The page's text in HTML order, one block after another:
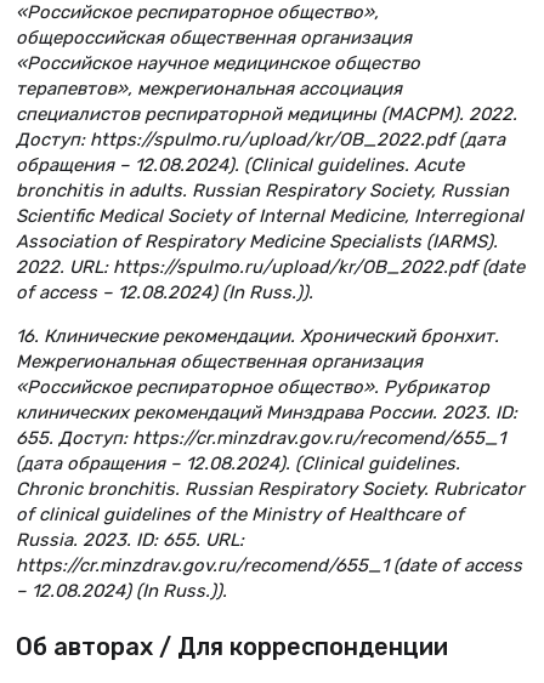
«Российское респираторное общество»,
общероссийская общественная организация
«Российское научное медицинское общество
терапевтов», межрегиональная ассоциация
специалистов респираторной медицины (МАСРМ). 2022.
Доступ: https://spulmo.ru/upload/kr/OB_2022.pdf (дата
обращения – 12.08.2024). (Clinical guidelines. Acute
bronchitis in adults. Russian Respiratory Society, Russian
Scientific Medical Society of Internal Medicine, Interregional
Association of Respiratory Medicine Specialists (IARMS).
2022. URL: https://spulmo.ru/upload/kr/OB_2022.pdf (date
of access – 12.08.2024) (In Russ.)).
16. Клинические рекомендации. Хронический бронхит.
Межрегиональная общественная организация
«Российское респираторное общество». Рубрикатор
клинических рекомендаций Минздрава России. 2023. ID:
655. Доступ: https://cr.minzdrav.gov.ru/recomend/655_1
(дата обращения – 12.08.2024). (Clinical guidelines.
Chronic bronchitis. Russian Respiratory Society. Rubricator
of clinical guidelines of the Ministry of Healthcare of
Russia. 2023. ID: 655. URL:
https://cr.minzdrav.gov.ru/recomend/655_1 (date of access
– 12.08.2024) (In Russ.)).
Об авторах / Для корреспонденции